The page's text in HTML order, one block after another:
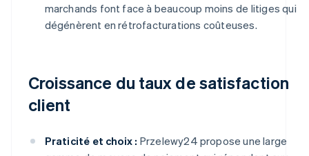
marchands font face à beaucoup moins de litiges qui
dégénèrent en rétrofacturations coûteuses.
Croissance du taux de satisfaction
client
Praticité et choix : Przelewy24 propose une large